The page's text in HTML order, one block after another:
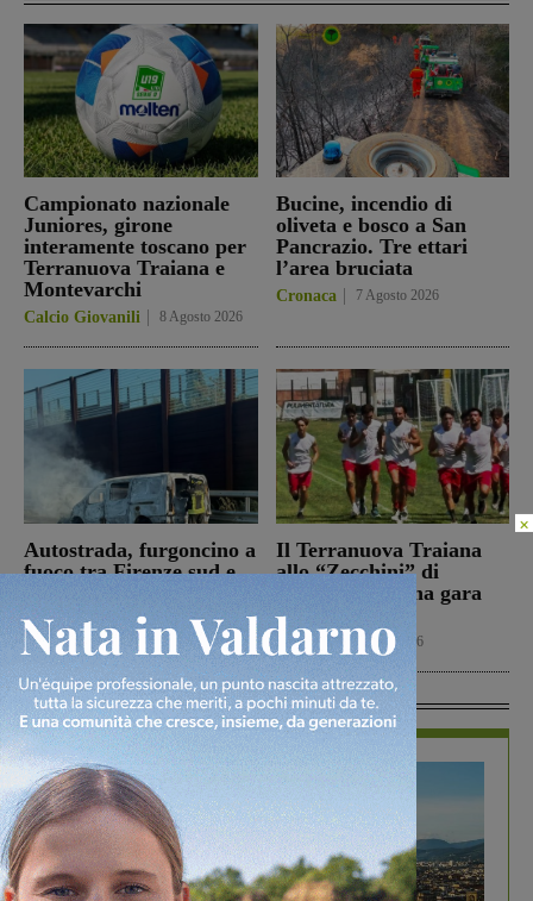
Campionato nazionale
Juniores, girone
interamente toscano per
Terranuova Traiana e
Montevarchi
Calcio Giovanili 8 Agosto 2026
Bucine, incendio di
oliveta e bosco a San
Pancrazio. Tre ettari
l’area bruciata
Cronaca 7 Agosto 2026
Autostrada, furgoncino a
fuoco tra Firenze sud e
Cronaca 7 Agosto 2026
Il Terranuova Traiana
allo “Zecchini” di
Grosseto per una gara
amichevole
Calcio 7 Agosto 2026
In Vetrina
×